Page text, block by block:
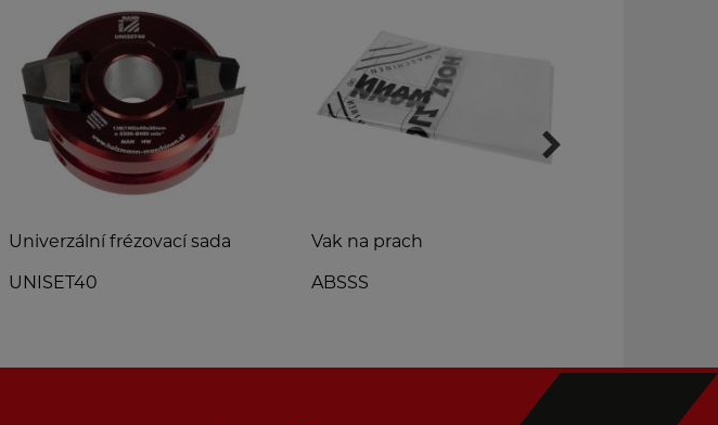
Univerzální frézovací sada
UNISET40
Vak na prach
ABSSS